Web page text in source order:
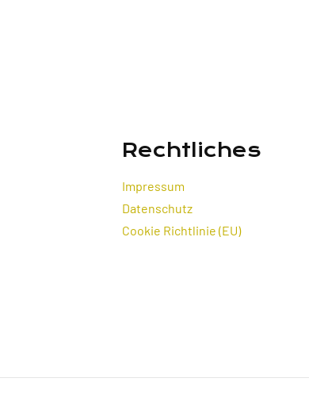
Rechtliches
Impressum
Datenschutz
Cookie Richtlinie (EU)